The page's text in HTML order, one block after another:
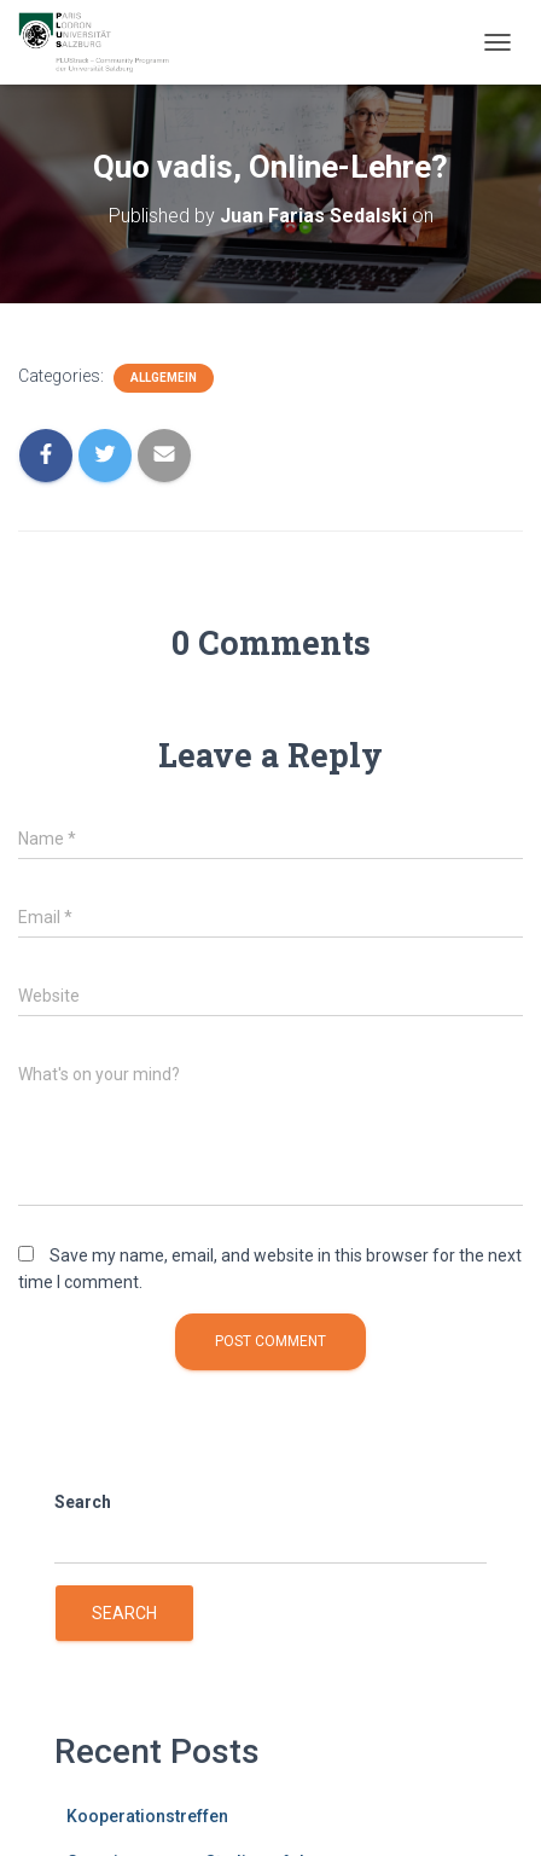
O
E
G
Quo vadis, Online-Lehre?
Published by Juan Farias Sedalskion
Categories: ALLGEMEIN
0 Comments
Leave a Reply
Name *
Email *
Website
What's on your mind?
Save my name, email, and website in this browser for the next
time I comment.
Search
SEARCH
Recent Posts
Kooperationstreffen